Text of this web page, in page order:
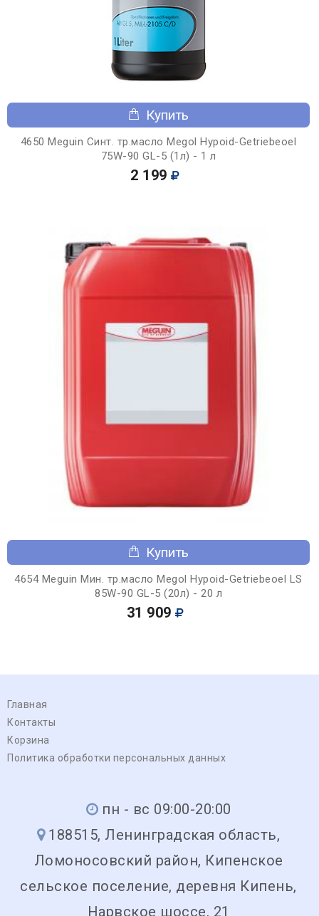
Купить
4650 Meguin Синт. тр.масло Megol Hypoid-Getriebeoel
75W-90 GL-5 (1л) - 1 л
2 199
Купить
4654 Meguin Мин. тр.масло Megol Hypoid-Getriebeoel LS
85W-90 GL-5 (20л) - 20 л
31 909
Главная
Контакты
Корзина
Политика обработки персональных данных
пн - вс 09:00-20:00
188515, Ленинградская область,
Ломоносовский район, Кипенское
сельское поселение, деревня Кипень,
Нарвское шоссе, 21